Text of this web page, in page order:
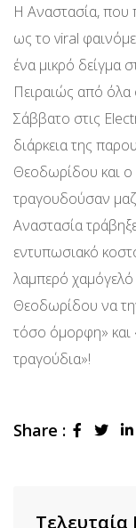
Η Αναστασία, που
ως το viral
ένα μικρό δείγμα
Πειραιώς από
Σάββατο στις
διάρκεια της
Θεοδωρίδου και ο
τραγουδούσαν
Αναστασία
εντυπωσιακό
λαμπερό
Θεοδωρίδου να
τόσο όμορφη» και
τραγούδια»!
Share :
Τελευταία